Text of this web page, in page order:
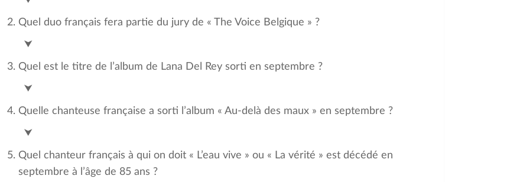
Quel duo français fera partie du jury de « The Voice Belgique » ?
Cats on trees
⮟
Quel est le titre de l’album de Lana Del Rey sorti en septembre ?
Honeyman
⮟
Quelle chanteuse française a sorti l’album « Au-delà des maux » en septembre ?
Chimène Badi
⮟
Quel chanteur français à qui on doit « L’eau vive » ou « La vérité » est décédé en
septembre à l’âge de 85 ans ?